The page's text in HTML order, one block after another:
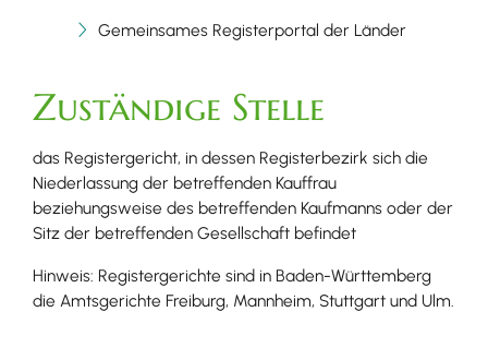
Gemeinsames Registerportal der Länder
Zuständige Stelle
das Registergericht, in dessen Registerbezirk sich die
Niederlassung der betreffenden Kauffrau
beziehungsweise des betreffenden Kaufmanns oder der
Sitz der betreffenden Gesellschaft befindet
Hinweis: Registergerichte sind in Baden-Württemberg
die Amtsgerichte Freiburg, Mannheim, Stuttgart und Ulm.